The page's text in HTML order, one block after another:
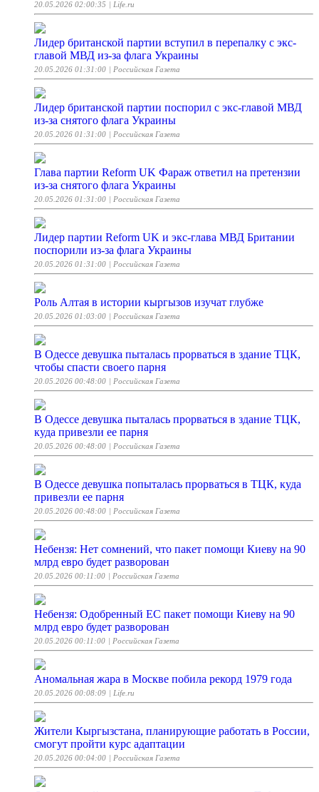
20.05.2026 02:00:35 | Life.ru
Лидер британской партии вступил в перепалку с экс-
главой МВД из-за флага Украины
20.05.2026 01:31:00 | Российская Газета
Лидер британской партии поспорил с экс-главой МВД
из-за снятого флага Украины
20.05.2026 01:31:00 | Российская Газета
Глава партии Reform UK Фараж ответил на претензии
из-за снятого флага Украины
20.05.2026 01:31:00 | Российская Газета
Лидер партии Reform UK и экс-глава МВД Британии
поспорили из-за флага Украины
20.05.2026 01:31:00 | Российская Газета
Роль Алтая в истории кыргызов изучат глубже
20.05.2026 01:03:00 | Российская Газета
В Одессе девушка пыталась прорваться в здание ТЦК,
чтобы спасти своего парня
20.05.2026 00:48:00 | Российская Газета
В Одессе девушка пыталась прорваться в здание ТЦК,
куда привезли ее парня
20.05.2026 00:48:00 | Российская Газета
В Одессе девушка попыталась прорваться в ТЦК, куда
привезли ее парня
20.05.2026 00:48:00 | Российская Газета
Небензя: Нет сомнений, что пакет помощи Киеву на 90
млрд евро будет разворован
20.05.2026 00:11:00 | Российская Газета
Небензя: Одобренный ЕС пакет помощи Киеву на 90
млрд евро будет разворован
20.05.2026 00:11:00 | Российская Газета
Аномальная жара в Москве побила рекорд 1979 года
20.05.2026 00:08:09 | Life.ru
Жители Кыргызстана, планирующие работать в России,
смогут пройти курс адаптации
20.05.2026 00:04:00 | Российская Газета